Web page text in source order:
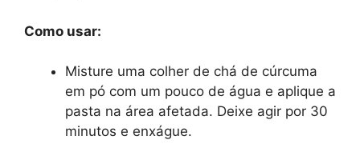
Como usar:
Misture uma colher de chá de cúrcuma
em pó com um pouco de água e aplique a
pasta na área afetada. Deixe agir por 30
minutos e enxágue.